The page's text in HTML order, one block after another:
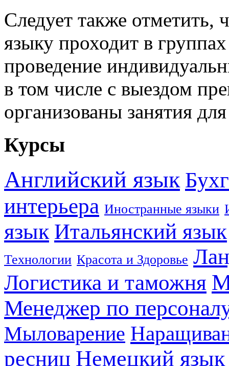
Следует также отметить,
языку проходит в
проведение
в том числе с выездом
организованы занятия
Курсы
Английский язык
интерьера Иностранные языки
язык Итальянский язык
Технологии Красота и Здоровье
Логистика и таможня
Менеджер по
Мыловарение
ресниц Немецкий язык